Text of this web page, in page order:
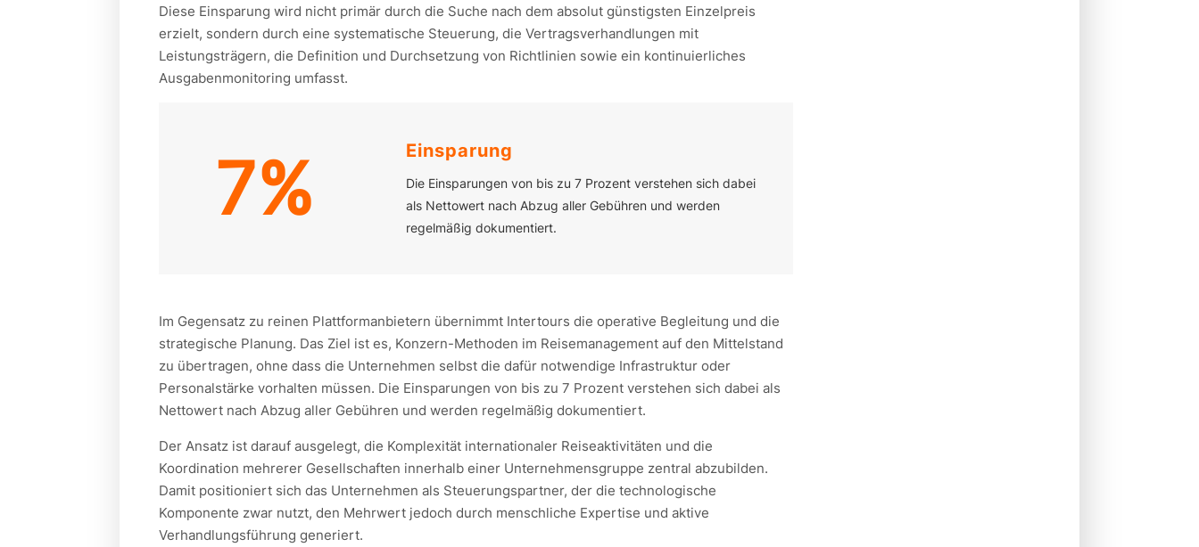
Diese Einsparung wird nicht primär durch die Suche nach dem absolut günstigsten Einzelpreis
erzielt, sondern durch eine systematische Steuerung, die Vertragsverhandlungen mit
Leistungsträgern, die Definition und Durchsetzung von Richtlinien sowie ein kontinuierliches
Ausgabenmonitoring umfasst.
7% Einsparung
Die Einsparungen von bis zu 7 Prozent verstehen sich dabei
als Nettowert nach Abzug aller Gebühren und werden
regelmäßig dokumentiert.
Im Gegensatz zu reinen Plattformanbietern übernimmt Intertours die operative Begleitung und die
strategische Planung. Das Ziel ist es, Konzern-Methoden im Reisemanagement auf den Mittelstand
zu übertragen, ohne dass die Unternehmen selbst die dafür notwendige Infrastruktur oder
Personalstärke vorhalten müssen. Die Einsparungen von bis zu 7 Prozent verstehen sich dabei als
Nettowert nach Abzug aller Gebühren und werden regelmäßig dokumentiert.
Der Ansatz ist darauf ausgelegt, die Komplexität internationaler Reiseaktivitäten und die
Koordination mehrerer Gesellschaften innerhalb einer Unternehmensgruppe zentral abzubilden.
Damit positioniert sich das Unternehmen als Steuerungspartner, der die technologische
Komponente zwar nutzt, den Mehrwert jedoch durch menschliche Expertise und aktive
Verhandlungsführung generiert.